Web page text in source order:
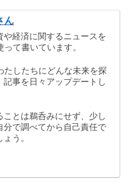
ん
や経済に関するニュースを
て書いています。
たしたちにどんな未来を探
記事を日々アップデートし
ことは鵜呑みにせず、少し
分で調べてから自己責任で
う。